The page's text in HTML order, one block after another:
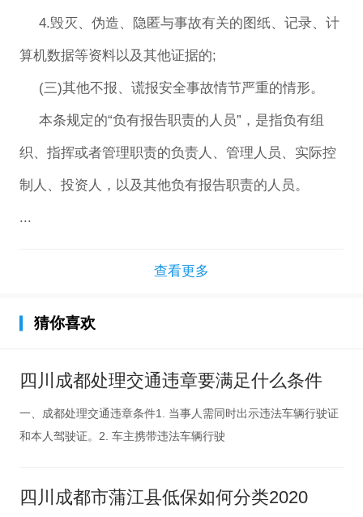
4.毁灭、伪造、隐匿与事故有关的图纸、记录、计
算机数据等资料以及其他证据的;
(三)其他不报、谎报安全事故情节严重的情形。
本条规定的“负有报告职责的人员”，是指负有组
织、指挥或者管理职责的负责人、管理人员、实际控
制人、投资人，以及其他负有报告职责的人员。
...
查看更多
猜你喜欢
四川成都处理交通违章要满足什么条件
一、成都处理交通违章条件1. 当事人需同时出示违法车辆行驶证
和本人驾驶证。2. 车主携带违法车辆行驶
四川成都市蒲江县低保如何分类2020